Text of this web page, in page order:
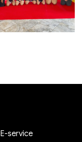
E-service